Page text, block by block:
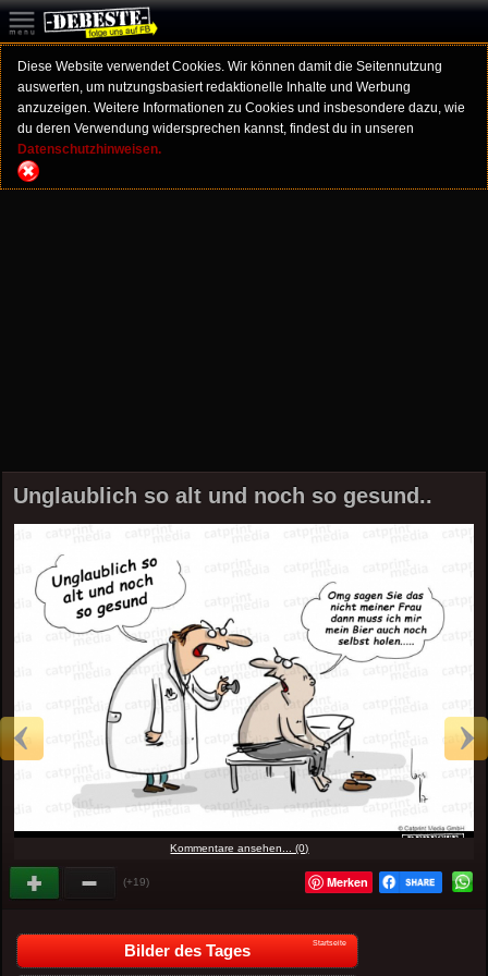
Diese Website verwendet Cookies. Wir können damit die Seitennutzung
auswerten, um nutzungsbasiert redaktionelle Inhalte und Werbung
anzuzeigen. Weitere Informationen zu Cookies und insbesondere dazu, wie
du deren Verwendung widersprechen kannst, findest du in unseren
Datenschutzhinweisen.
Unglaublich so alt und noch so gesund..
Kommentare ansehen... (0)
(+19) Merken
Bilder des Tages Startseite